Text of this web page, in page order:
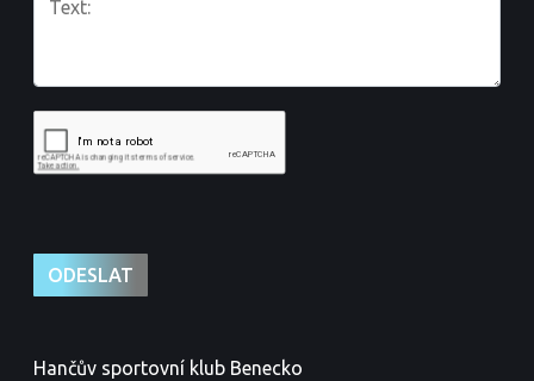
Hančův sportovní klub Benecko